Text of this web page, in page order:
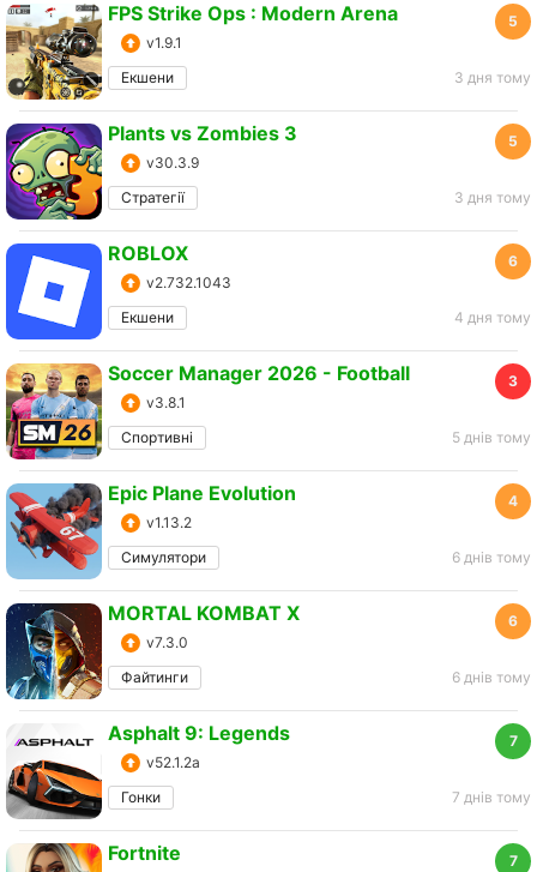
5
FPS Strike Ops : Modern Arena
v1.9.1
Екшени
3 дня тому
5
Plants vs Zombies 3
v30.3.9
Стратегії
3 дня тому
6
ROBLOX
v2.732.1043
Екшени
4 дня тому
3
Soccer Manager 2026 - Football
v3.8.1
Спортивні
5 днів тому
4
Epic Plane Evolution
v1.13.2
Симулятори
6 днів тому
6
MORTAL KOMBAT X
v7.3.0
Файтинги
6 днів тому
7
Asphalt 9: Legends
v52.1.2a
Гонки
7 днів тому
7
Fortnite